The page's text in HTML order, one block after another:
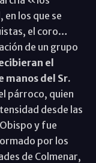
los que se
el coro…
de un grupo
el
manos del Sr.
párroco, quien
desde las
y fue
por los
de Colmenar,